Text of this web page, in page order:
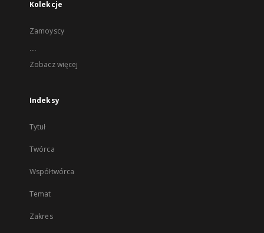
Kolekcje
Zamoyscy
...
Zobacz więcej
Indeksy
Tytuł
Twórca
Współtwórca
Temat
Zakres